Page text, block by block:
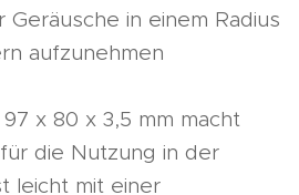
Geräusche in einem Radius
aufzunehmen
x 80 x 3,5 mm macht
die Nutzung in der
leicht mit einer